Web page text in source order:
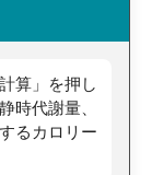
算」を押し
時代謝量、
るカロリー